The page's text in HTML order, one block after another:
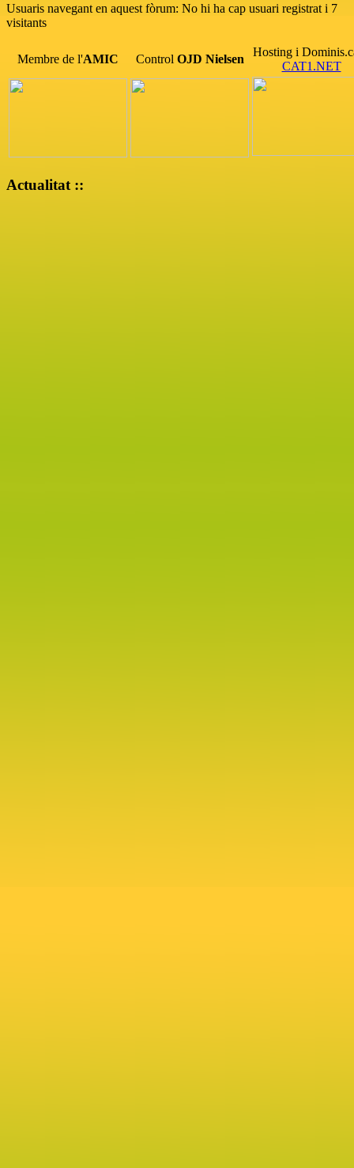
Usuaris navegant en aquest fòrum: No hi ha cap usuari registrat i 7
visitants
Membre de l'AMIC Control OJD Nielsen
Hosting i
CAT1.NET
Actualitat ::